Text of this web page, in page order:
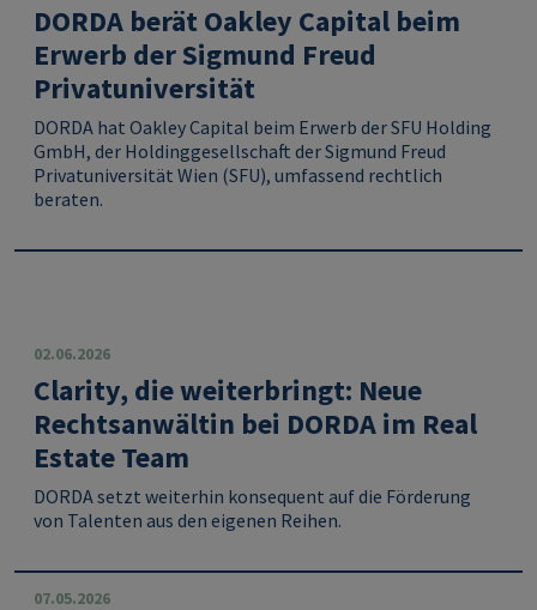
DORDA berät Oakley Capital beim
Erwerb der Sigmund Freud
Privatuniversität
DORDA hat Oakley Capital beim Erwerb derSFU Holding
GmbH, der Holdinggesellschaft derSigmund Freud
Privatuniversität Wien (SFU), umfassend rechtlich
beraten.
02.06.2026
Clarity, die weiterbringt: Neue
Rechtsanwältin bei DORDA im Real
Estate Team
DORDA setzt weiterhin konsequent auf die Förderung
von Talenten aus den eigenen Reihen.
07.05.2026